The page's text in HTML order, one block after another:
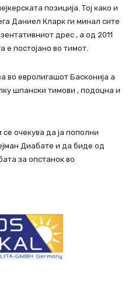
позиција. Тој како и
Даниел Кларк ги минал сите
дрес , а од 2011
е постојано во тимот.
во евролигашот Басконија а
шпански тимови , подоцна и
очекува да ја пополни
Диабате и да биде од
за опстанок во